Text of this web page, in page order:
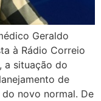
Geraldo
à Rádio Correio
a situação do
de
novo normal. De